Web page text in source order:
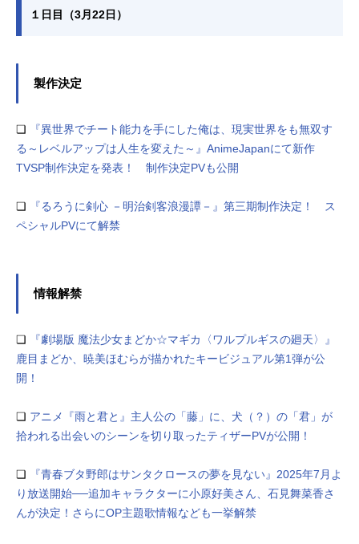
１日目（3月22日）
製作決定
❏
『異世界でチート能⼒を⼿にした俺は、現実世界をも無双す
る～レベルアップは⼈⽣を変えた～』AnimeJapanにて新作
TVSP制作決定を発表！ 制作決定PVも公開
❏
『るろうに剣心 －明治剣客浪漫譚－』第三期制作決定！ ス
ペシャルPVにて解禁
情報解禁
❏
『劇場版 魔法少女まどか☆マギカ〈ワルプルギスの廻天〉』
鹿目まどか、暁美ほむらが描かれたキービジュアル第1弾が公
開！
❏ アニメ『雨と君と』主人公の「藤」に、犬（？）の「君」が
拾われる出会いのシーンを切り取ったティザーPVが公開！
❏
『青春ブタ野郎はサンタクロースの夢を見ない』2025年7月よ
り放送開始──追加キャラクターに小原好美さん、石見舞菜香さ
んが決定！さらにOP主題歌情報なども一挙解禁